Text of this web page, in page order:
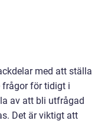
med att ställa
frågor för tidigt i
av att bli utfrågad
Det är viktigt att